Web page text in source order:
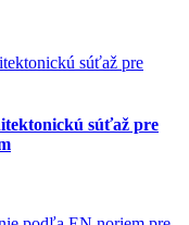
súťaž pre